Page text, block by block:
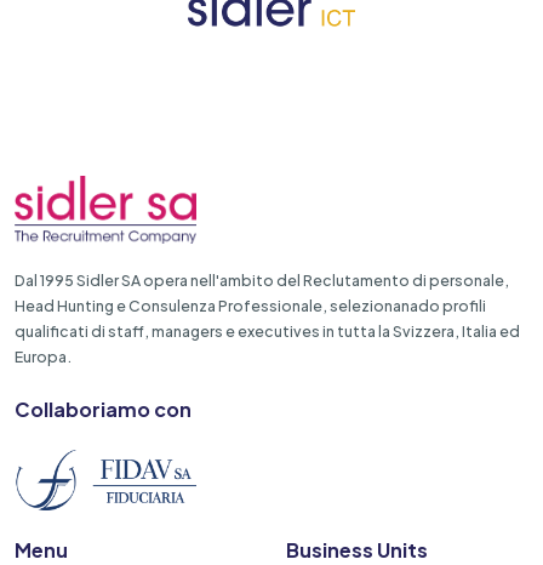
Dal 1995 Sidler SA opera nell'ambito del Reclutamento di personale,
Head Hunting e Consulenza Professionale, selezionanado profili
qualificati di staff, managers e executives in tutta la Svizzera, Italia ed
Europa.
Collaboriamo con
Menu Business Units